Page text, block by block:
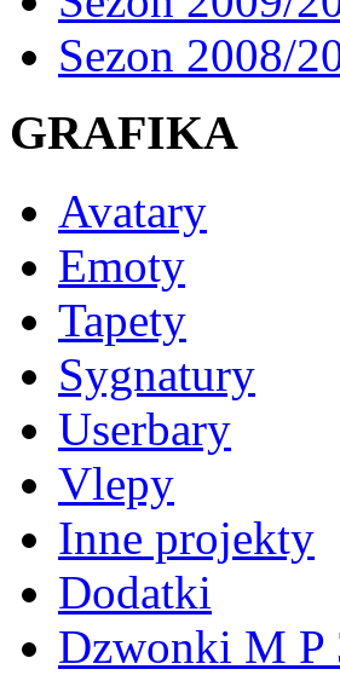
Sezon 2008/
GRAFIKA
Avatary
Emoty
Tapety
Sygnatury
Userbary
Vlepy
Inne projekty
Dodatki
Dzwonki M P